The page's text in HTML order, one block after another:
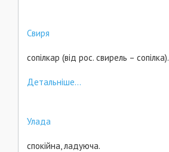
Свиря
сопілкар (від рос. свирель – сопілка).
Детальніше...
Улада
спокійна, ладуюча.